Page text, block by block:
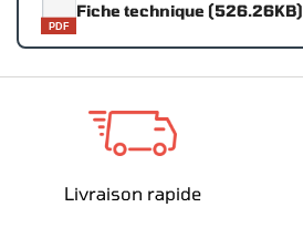
PDF
Fiche technique (526.26KB)
Livraison rapide